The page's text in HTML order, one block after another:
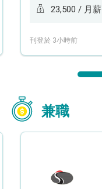
23,500 / 月薪
刊登於 3小時前
兼職